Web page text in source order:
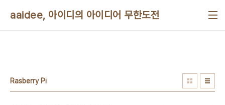
aaidee, 아이디의 아이디어 무한도전
Rasberry Pi